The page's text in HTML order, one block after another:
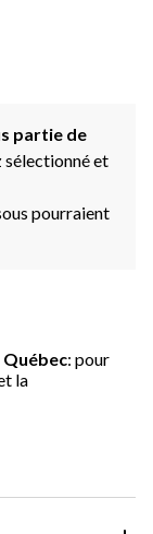
partie de
sélectionné et
pourraient
: pour
la